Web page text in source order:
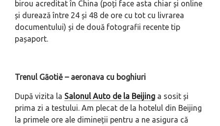
birou acreditat în China (poți face asta chiar și online
și durează între 24 și 48 de ore cu tot cu livrarea
documentului) și de două fotografii recente tip
pașaport.
Trenul Gāotiě – aeronava cu boghiuri
După vizita la Salonul Auto de la Beijing a sosit și
prima zi a testului. Am plecat de la hotelul din Beijing
la primele ore ale dimineții pentru a ne asigura că